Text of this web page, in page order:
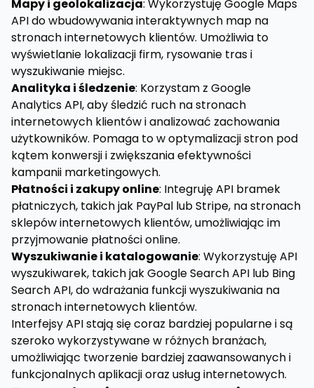
Mapy i geolokalizacja: Wykorzystuję Google Maps
API do wbudowywania interaktywnych map na
stronach internetowych klientów. Umożliwia to
wyświetlanie lokalizacji firm, rysowanie tras i
wyszukiwanie miejsc.
Analityka i śledzenie: Korzystam z Google
Analytics API, aby śledzić ruch na stronach
internetowych klientów i analizować zachowania
użytkowników. Pomaga to w optymalizacji stron pod
kątem konwersji i zwiększania efektywności
kampanii marketingowych.
Płatności i zakupy online: Integruję API bramek
płatniczych, takich jak PayPal lub Stripe, na stronach
sklepów internetowych klientów, umożliwiając im
przyjmowanie płatności online.
Wyszukiwanie i katalogowanie: Wykorzystuję API
wyszukiwarek, takich jak Google Search API lub Bing
Search API, do wdrażania funkcji wyszukiwania na
stronach internetowych klientów.
Interfejsy API stają się coraz bardziej popularne i są
szeroko wykorzystywane w różnych branżach,
umożliwiając tworzenie bardziej zaawansowanych i
funkcjonalnych aplikacji oraz usług internetowych.